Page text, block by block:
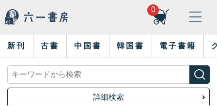
0
新刊 古書 中国書 韓国書 電子書籍
詳細検索